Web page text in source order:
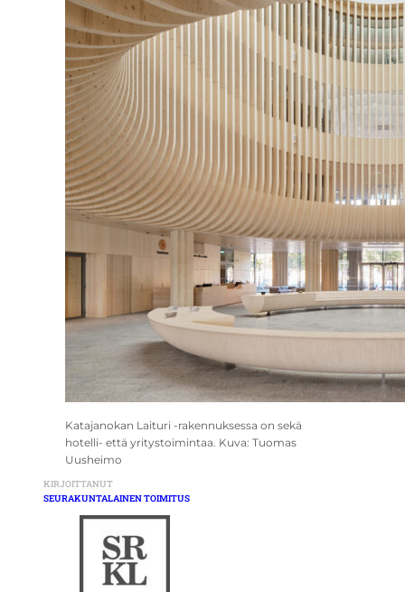
Katajanokan Laituri -rakennuksessa on sekä
hotelli- että yritystoimintaa. Kuva: Tuomas
Uusheimo
KIRJOITTANUT
SEURAKUNTALAINEN TOIMITUS